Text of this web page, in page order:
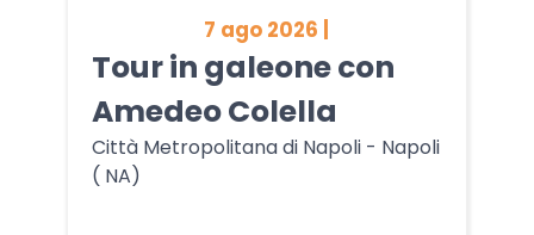
7 ago 2026 |
Tour in galeone con
Amedeo Colella
Città Metropolitana di Napoli - Napoli
( NA)